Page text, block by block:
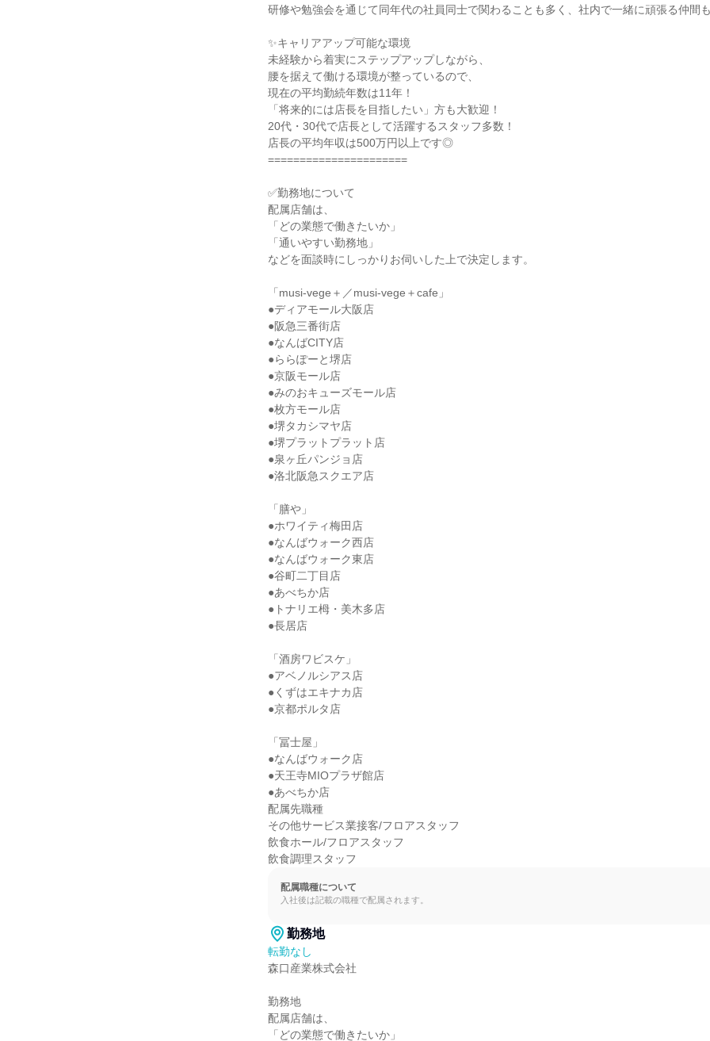
研修や勉強会を通じて同年代の社員同士で関わることも多く、社内で一緒に頑張る仲間
✨キャリアアップ可能な環境
未経験から着実にステップアップしながら、
腰を据えて働ける環境が整っているので、
現在の平均勤続年数は11年！
「将来的には店長を目指したい」方も大歓迎！
20代・30代で店長として活躍するスタッフ多数！
店長の平均年収は500万円以上です◎
======================
✅勤務地について
配属店舗は、
「どの業態で働きたいか」
「通いやすい勤務地」
などを面談時にしっかりお伺いした上で決定します。
「musi-vege＋／musi-vege＋cafe」
●ディアモール大阪店
●阪急三番街店
●なんばCITY店
●ららぽーと堺店
●京阪モール店
●みのおキューズモール店
●枚方モール店
●堺タカシマヤ店
●堺プラットプラット店
●泉ヶ丘パンジョ店
●洛北阪急スクエア店
「膳や」
●ホワイティ梅田店
●なんばウォーク西店
●なんばウォーク東店
●谷町二丁目店
●あべちか店
●トナリエ栂・美木多店
●長居店
「酒房ワビスケ」
●アベノルシアス店
●くずはエキナカ店
●京都ポルタ店
「冨士屋」
●なんばウォーク店
●天王寺MIOプラザ館店
●あべちか店
配属先職種
その他サービス業接客/フロアスタッフ
飲食ホール/フロアスタッフ
飲食調理スタッフ
配属職種について
入社後は記載の職種で配属されます。
勤務地
転勤なし
森口産業株式会社
勤務地
配属店舗は、
「どの業態で働きたいか」